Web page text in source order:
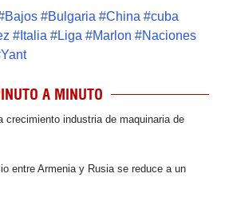
Bajos #Bulgaria #China #cuba
# Italia #Liga #Marlon #Naciones
Yant
A MINUTO
crecimiento industria de maquinaria de
entre Armenia y Rusia se reduce a un